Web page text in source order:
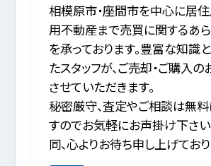
相模原市・座間市を中心に居
用不動産まで売買に関するあ
を承っております。豊富な知識
たスタッフが、ご売却・ご購入
させていただきます。
秘密厳守、査定やご相談は無
すのでお気軽にお声掛け下さい
同、心よりお待ち申し上げており